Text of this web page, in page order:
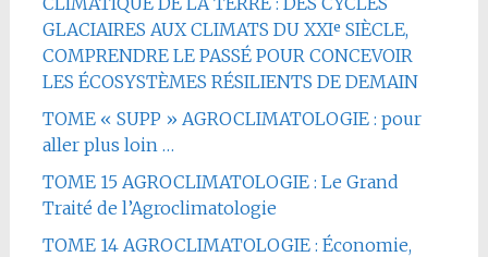
GLACIAIRES AUX CLIMATS DU XXIᵉ SIÈCLE,
COMPRENDRE LE PASSÉ POUR CONCEVOIR
LES ÉCOSYSTÈMES RÉSILIENTS DE DEMAIN
TOME « SUPP » AGROCLIMATOLOGIE : pour
aller plus loin …
TOME 15 AGROCLIMATOLOGIE : Le Grand
Traité de l’Agroclimatologie
TOME 14 AGROCLIMATOLOGIE : Économie,